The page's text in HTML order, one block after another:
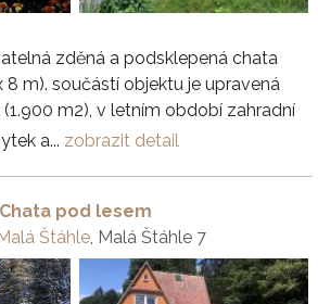
zděná a podsklepená chata
8 m). součástí objektu je upravená
m2), v letním období zahradní
a... zobrazit detail
Chata pod lesem
Štáhle, Malá Štáhle 7